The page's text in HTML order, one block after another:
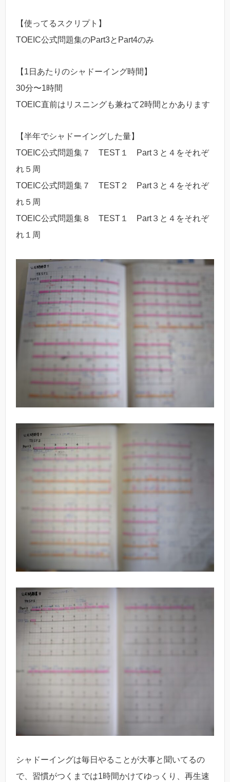
【使ってるスクリプト】
TOEIC公式問題集のPart3とPart4のみ
【1日あたりのシャドーイング時間】
30分〜1時間
TOEIC直前はリスニングも兼ねて2時間とかあります
【半年でシャドーイングした量】
TOEIC公式問題集７ TEST１ Part３と４をそれぞ
れ５周
TOEIC公式問題集７ TEST２ Part３と４をそれぞ
れ５周
TOEIC公式問題集８ TEST１ Part３と４をそれぞ
れ１周
シャドーイングは毎日やることが大事と聞いてるの
で、習慣がつくまでは1時間かけてゆっくり、再生速